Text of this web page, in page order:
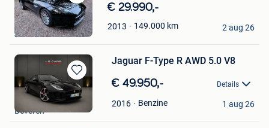
Bewaren
in
Mijn
Favorieten
€ 29.990,-
2013 149.000 km
Richard
Jurbise
2 aug 26
Bewaren
in
Mijn
Favorieten
Jaguar F-Type R AWD 5.0 V8
€ 49.950,- Details
2016 Benzine
LS Cars
Beveren
1 aug 26